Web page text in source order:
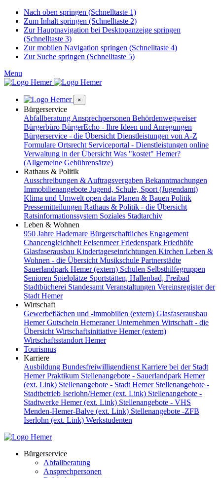
Nach oben springen (Schnelltaste 1)
Zum Inhalt springen (Schnelltaste 2)
Zur Hauptnavigation bei Desktopanzeige springen
(Schnelltaste 3)
Zur mobilen Navigation springen (Schnelltaste 4)
Zur Suche springen (Schnelltaste 5)
Menu
×
Bürgerservice
Abfallberatung Ansprechpersonen Behördenwegweiser
Bürgerbüro BürgerEcho - Ihre Ideen und Anregungen
Bürgerservice - die Übersicht Dienstleistungen von A-Z
Formulare Ortsrecht Serviceportal - Dienstleistungen online
Verwaltung in der Übersicht Was "kostet" Hemer?
(Allgemeine Gebührensätze)
Rathaus & Politik
Ausschreibungen & Auftragsvergaben Bekanntmachungen
Immobilienangebote Jugend, Schule, Sport (Jugendamt)
Klima und Umwelt open data Planen & Bauen Politik
Pressemitteilungen Rathaus & Politik - die Übersicht
Ratsinformationssystem Soziales Stadtarchiv
Leben & Wohnen
950 Jahre Hademare Bürgerschaftliches Engagement
Chancengleichheit FelsenmeerFriedenspark Friedhöfe
Glasfaserausbau Kindertageseinrichtungen Kirchen Leben &
Wohnen - die Übersicht Musikschule Partnerstädte
Sauerlandpark Hemer (extern) Schulen Selbsthilfegruppen
Senioren Spielplätze Sportstätten, Hallenbad, Freibad
Stadtbücherei Standesamt Veranstaltungen Vereinsregister der
Stadt Hemer
Wirtschaft
Gewerbeflächen und -immobilien (extern) Glasfaserausbau
Hemer Gutschein Hemeraner Unternehmen Wirtschaft - die
Übersicht Wirtschaftsinitiative Hemer (extern)
Wirtschaftsstandort Hemer
Tourismus
Karriere
Ausbildung Bundesfreiwilligendienst Karriere bei der Stadt
HemerPraktikum Stellenangebote - Sauerlandpark Hemer
(ext. Link) Stellenangebote - Stadt Hemer Stellenangebote -
Stadtbetrieb Iserlohn/Hemer (ext. Link) Stellenangebote -
Stadtwerke Hemer (ext. Link) Stellenangebote - VHS
Menden-Hemer-Balve (ext. Link) Stellenangebote -ZFB
Iserlohn (ext. Link) Werkstudenten
Bürgerservice
Abfallberatung
Ansprechpersonen